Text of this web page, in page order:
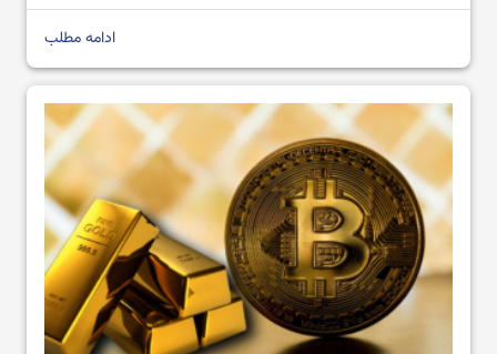
بهترین نرم افزار های ترید ارز دیجیتال در سال 2024
آموزش صرافی Bingx از ثبت نام تا خرید و فروش ارز دیجیتال
ادامه مطلب